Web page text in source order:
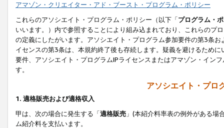
アマゾン・クリエイター・アド・ブースト・プログラム・ポリシー
これらのアソシエイト・プログラム・ポリシー（以下「プログラム・
いいます。）内で参照することにより組み込まれており、これらのプ
の定義にしたがいます。アソシエイト・プログラム参加要件の第3条
イセンスの第3条は、本規約終了後も存続します。疑義を避けるため
要件、アソシエイト・プログラムIPライセンスまたはアマゾン・イン
す。
アソシエイト・プロ
1. 適格販売および適格収入
甲は、次の場合に発生する「適格販売 」(本紹介料率表の例外がある
ム紹介料を支払います。